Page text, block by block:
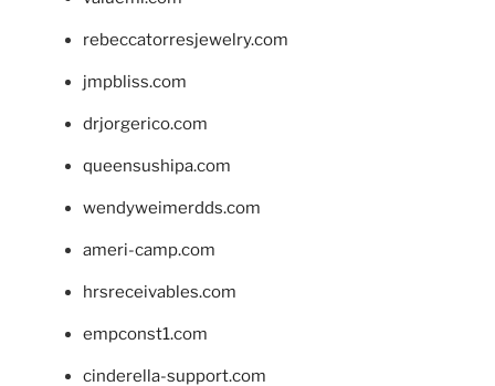
rebeccatorresjewelry.com
jmpbliss.com
drjorgerico.com
queensushipa.com
wendyweimerdds.com
ameri-camp.com
hrsreceivables.com
empconst1.com
cinderella-support.com